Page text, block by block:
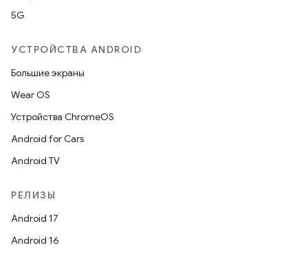
5G
УСТРОЙСТВА ANDROID
Большие экраны
Wear OS
Устройства ChromeOS
Android for Cars
Android TV
РЕЛИЗЫ
Android 17
Android 16